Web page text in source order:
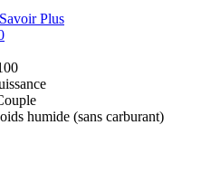
Plus
humide (sans carburant)